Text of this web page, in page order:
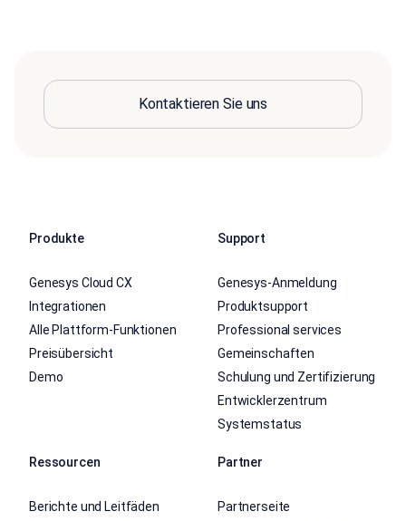
Kontaktieren Sie uns
Produkte
Genesys Cloud CX
Integrationen
Alle Plattform-Funktionen
Preisübersicht
Demo
Support
Genesys-Anmeldung
Produktsupport
Professional services
Gemeinschaften
Schulung und Zertifizierung
Entwicklerzentrum
Systemstatus
Ressourcen
Berichte und Leitfäden
Partner
Partnerseite